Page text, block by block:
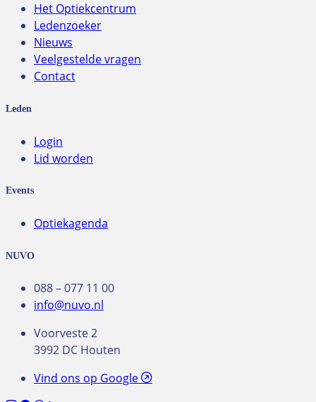
Het Optiekcentrum
Ledenzoeker
Nieuws
Veelgestelde vragen
Contact
Leden
Login
Lid worden
Events
Optiekagenda
NUVO
088 – 077 11 00
info@nuvo.nl
Voorveste 2
3992 DC Houten
Vind ons op Google